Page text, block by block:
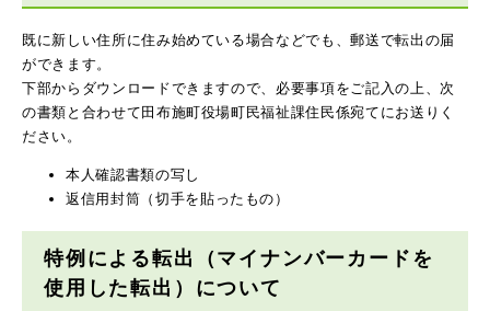
既に新しい住所に住み始めている場合などでも、郵送で転出の届
ができます。
下部からダウンロードできますので、必要事項をご記入の上、次
の書類と合わせて田布施町役場町民福祉課住民係宛てにお送りく
ださい。
本人確認書類の写し
返信用封筒（切手を貼ったもの）
特例による転出（マイナンバーカードを
使用した転出）について